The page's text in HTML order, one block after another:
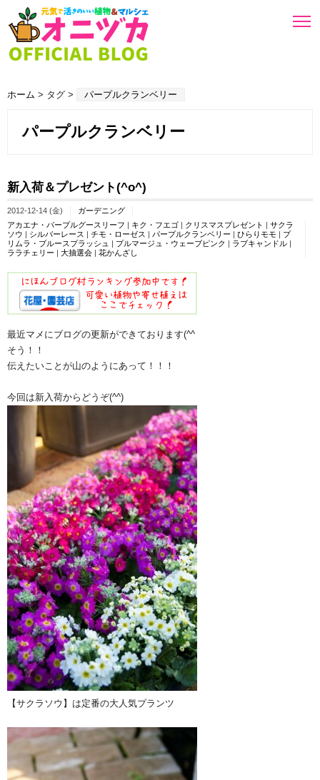
ホーム > タグ > パープルクランベリー
パープルクランベリー
新入荷＆プレゼント(^o^)
2012-12-14 (金)
ガーデニング
アカエナ・パープルグースリーフ | キク・フエゴ | クリスマスプレゼント | サクラ
ソウ | シルバーレース | チモ・ローゼス | パープルクランベリー | ひらりモモ | プ
リムラ・ブルースプラッシュ | プルマージュ・ウェーブピンク | ラブキャンドル |
ララチェリー | 大抽選会 | 花かんざし
最近マメにブログの更新ができております(^^ゞ
そう！！
伝えたいことが山のようにあって！！！
今回は新入荷からどうぞ(^^)
【サクラソウ】は定番の大人気プランツ